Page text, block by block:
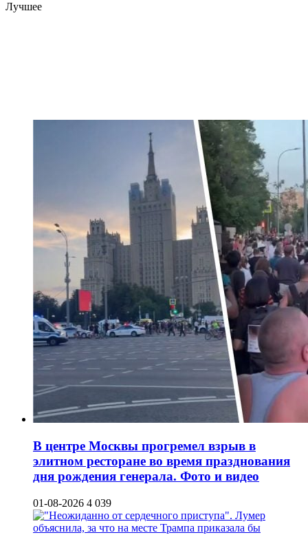
Лучшее
В центре Москвы прогремел взрыв в
элитном ресторане во время празднования
дня рождения генерала. Фото и видео
01-08-2026 4 039